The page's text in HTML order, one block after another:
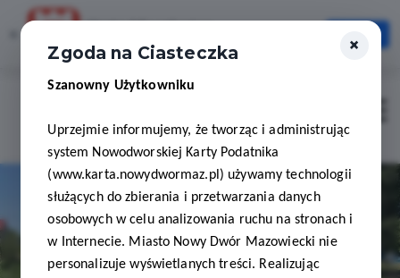
Szybciej, wygodniej, zawsze pod ręką
Otwórz
×
Zgoda na Ciasteczka
Szanowny Użytkowniku
Uprzejmie informujemy, że tworząc i administrując
system Nowodworskiej Karty Podatnika
(www.karta.nowydwormaz.pl) używamy technologii
służących do zbierania i przetwarzania danych
osobowych w celu analizowania ruchu na stronach i
w Internecie. Miasto Nowy Dwór Mazowiecki nie
personalizuje wyświetlanych treści. Realizując